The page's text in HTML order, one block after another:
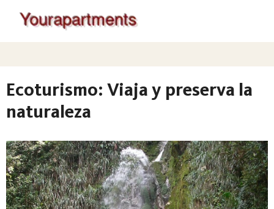
Ecoturismo: Viaja y preserva la
naturaleza